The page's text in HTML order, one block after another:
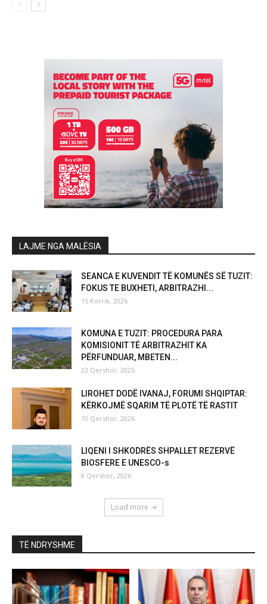
LAJME NGA MALËSIA
SEANCA E KUVENDIT TË KOMUNËS SË TUZIT:
FOKUS TE BUXHETI, ARBITRAZHI...
15 Korrik, 2026
KOMUNA E TUZIT: PROCEDURA PARA
KOMISIONIT TË ARBITRAZHIT KA
PËRFUNDUAR, MBETEN...
23 Qershor, 2026
LIROHET DODË IVANAJ, FORUMI SHQIPTAR:
KËRKOJMË SQARIM TË PLOTË TË RASTIT
10 Qershor, 2026
LIQENI I SHKODRËS SHPALLET REZERVË
BIOSFERE E UNESCO-s
8 Qershor, 2026
Load more
TË NDRYSHME